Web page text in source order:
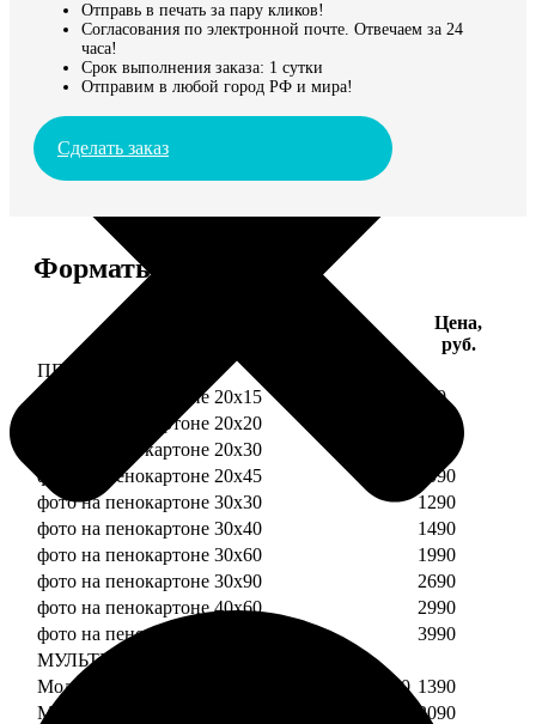
Отправь в печать за пару кликов!
Согласования по электронной почте. Отвечаем за 24
часа!
Срок выполнения заказа: 1 сутки
Отправим в любой город РФ и мира!
Сделать заказ
Форматы и цены
Цена,
руб.
ПЕНОКАРТОН
фото на пенокартоне 20х15
690
фото на пенокартоне 20х20
фото на пенокартоне 20х30
фото на пенокартоне 20х45
1090
фото на пенокартоне 30х30
1290
фото на пенокартоне 30х40
1490
фото на пенокартоне 30х60
1990
фото на пенокартоне 30х90
2690
фото на пенокартоне 40х60
2990
фото на пенокартоне 50х70
3990
МУЛЬТИПЕНОКАРТОН
Модульный пенокартон из двух частей 20х20 1390
Модульный пенокартон из трех частей 20х20
2090